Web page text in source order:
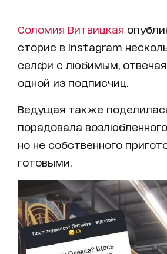
Соломия Витвицкая
сторис в Instagram
селфи с любимым, отвечая
одной из подписчиц.
Ведущая также
порадовала
но не собственного
готовыми.